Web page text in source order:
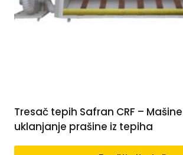
Tresač tepih Safran CRF –
uklanjanje prašine iz tepiha